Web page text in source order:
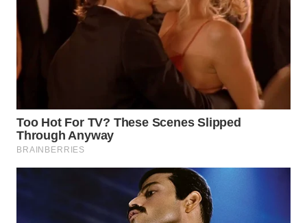
TAPANULI
SELATAN
WN
WN
KARO